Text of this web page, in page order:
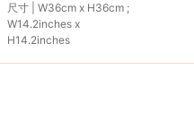
尺寸 | W36cm x H36cm ;
W14.2inches x
H14.2inches